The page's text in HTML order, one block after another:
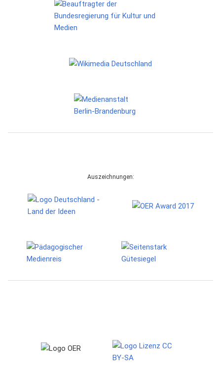
Auszeichnungen: